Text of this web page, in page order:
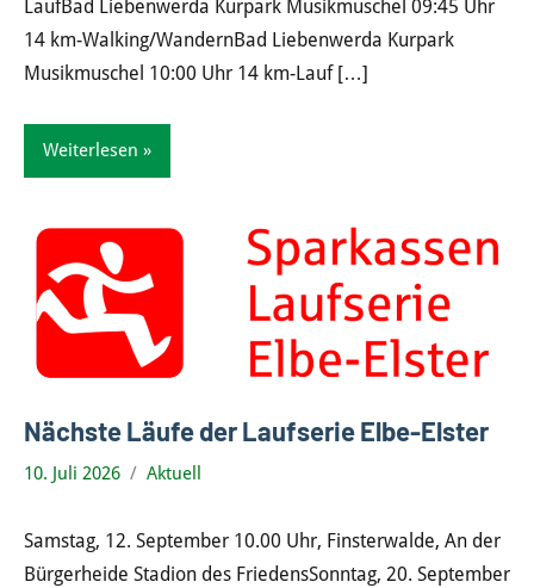
LaufBad Liebenwerda Kurpark Musikmuschel 09:45 Uhr
14 km-Walking/WandernBad Liebenwerda Kurpark
Musikmuschel 10:00 Uhr 14 km-Lauf […]
Weiterlesen
Nächste Läufe der Laufserie Elbe-Elster
10. Juli 2026 Aktuell
Samstag, 12. September 10.00 Uhr, Finsterwalde, An der
Bürgerheide Stadion des FriedensSonntag, 20. September